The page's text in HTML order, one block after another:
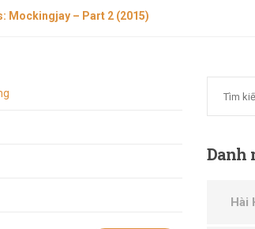
Mockingjay – Part 2 (2015)
Danh
Hài